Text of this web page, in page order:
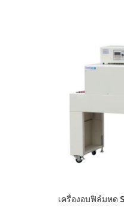
หยิบใส่ตะกร้า
เครื่องอบฟิล์มหด